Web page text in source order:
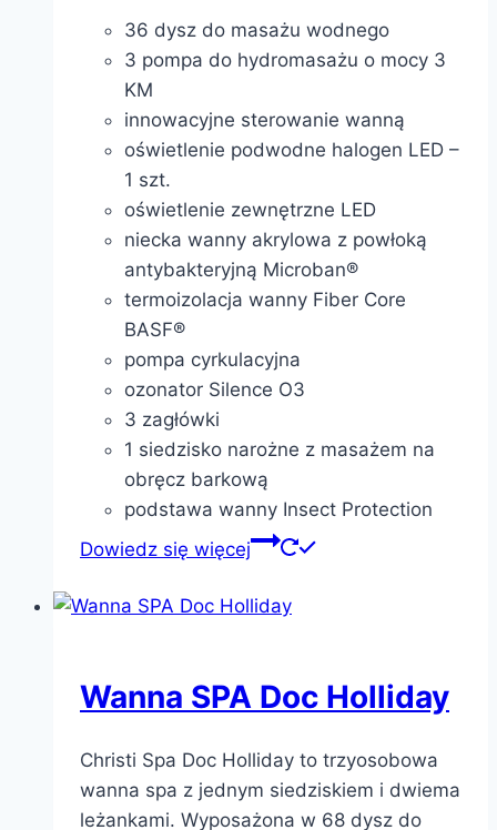
36 dysz do masażu wodnego
3 pompa do hydromasażu o mocy 3
KM
innowacyjne sterowanie wanną
oświetlenie podwodne halogen LED –
1 szt.
oświetlenie zewnętrzne LED
niecka wanny akrylowa z powłoką
antybakteryjną Microban®
termoizolacja wanny Fiber Core
BASF®
pompa cyrkulacyjna
ozonator Silence O3
3 zagłówki
1 siedzisko narożne z masażem na
obręcz barkową
podstawa wanny Insect Protection
Dowiedz się więcej
Wanna SPA Doc Holliday
Christi Spa Doc Holliday to trzyosobowa
wanna spa z jednym siedziskiem i dwiema
leżankami. Wyposażona w 68 dysz do